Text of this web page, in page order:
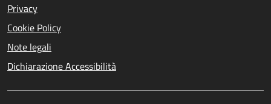
Privacy
Cookie Policy
Note legali
Dichiarazione Accessibilità